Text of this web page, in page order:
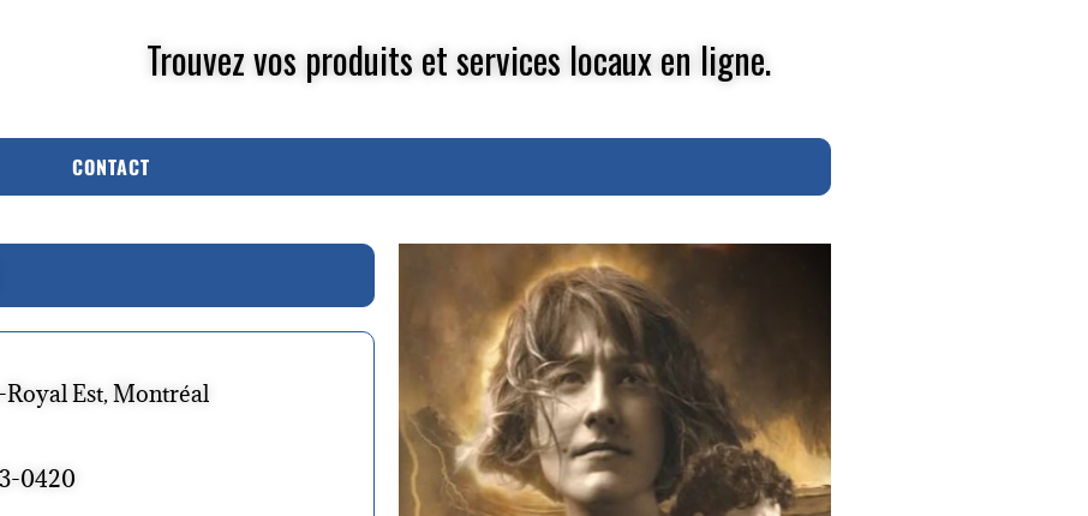
Trouvez vos produits et services locaux en ligne.
CONTACT
Royal Est, Montréal
0420